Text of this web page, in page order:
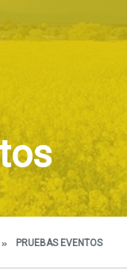
PRUEBAS EVENTOS